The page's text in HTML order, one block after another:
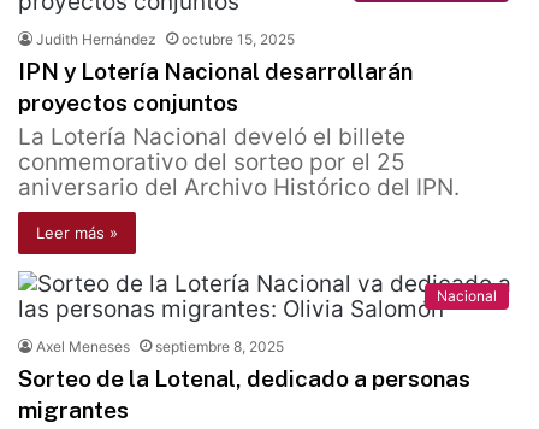
Judith Hernández octubre 15, 2025
IPN y Lotería Nacional desarrollarán
proyectos conjuntos
La Lotería Nacional develó el billete
conmemorativo del sorteo por el 25
aniversario del Archivo Histórico del IPN.
Leer más »
Nacional
Axel Meneses septiembre 8, 2025
Sorteo de la Lotenal, dedicado a personas
migrantes